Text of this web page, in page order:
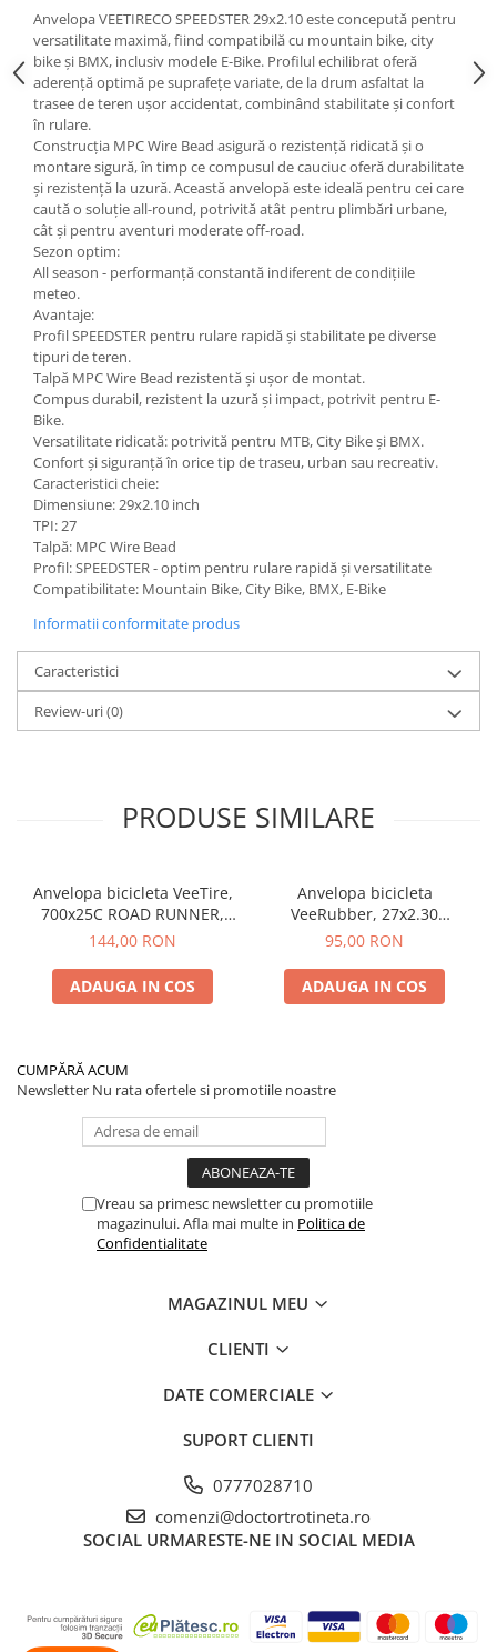
Anvelope ATV
Cauciucuri bicicleta
Anvelope și Camere Utilaje
https://www.doctortrotineta.ro/plata-
tbi?
forceOriginalForEdit=1&preview=00681
Anvelopa VEETIRECO SPEEDSTER 29x2.10 este concepută pentru
versatilitate maximă, fiind compatibilă cu mountain bike, city
bike și BMX, inclusiv modele E-Bike. Profilul echilibrat oferă
aderență optimă pe suprafețe variate, de la drum asfaltat la
trasee de teren ușor accidentat, combinând stabilitate și confort
în rulare.
Construcția MPC Wire Bead asigură o rezistență ridicată și o
montare sigură, în timp ce compusul de cauciuc oferă durabilitate
și rezistență la uzură. Această anvelopă este ideală pentru cei care
caută o soluție all-round, potrivită atât pentru plimbări urbane,
cât și pentru aventuri moderate off-road.
Sezon optim:
All season - performanță constantă indiferent de condițiile
meteo.
Avantaje:
Profil SPEEDSTER pentru rulare rapidă și stabilitate pe diverse
tipuri de teren.
Talpă MPC Wire Bead rezistentă și ușor de montat.
Compus durabil, rezistent la uzură și impact, potrivit pentru E-
Bike.
Versatilitate ridicată: potrivită pentru MTB, City Bike și BMX.
Confort și siguranță în orice tip de traseu, urban sau recreativ.
Caracteristici cheie:
Dimensiune: 29x2.10 inch
TPI: 27
Talpă: MPC Wire Bead
Profil: SPEEDSTER - optim pentru rulare rapidă și versatilitate
Compatibilitate: Mountain Bike, City Bike, BMX, E-Bike
Informatii conformitate produs
Caracteristici
Review-uri(0)
PRODUSE SIMILARE
Anvelopa bicicleta VeeTire,
700x25C ROAD RUNNER,
VRB-308 BKS, 90TPI, CC
Thailanda
144,00 RON
ADAUGA IN COS
Anvelopa bicicleta
VeeRubber, 27x2.30
ROSWELL, VRB-345, 27TPI,
Made in Thailanda
95,00 RON
ADAUGA IN COS
CUMPĂRĂ ACUM
Newsletter Nu rata ofertele si promotiile noastre
Vreau sa primesc newsletter cu promotiile
magazinului. Afla mai multe in Politica de
Confidentialitate
MAGAZINUL MEU
CLIENTI
DATE COMERCIALE
SUPORT CLIENTI
0777028710
comenzi@doctortrotineta.ro
SOCIAL URMARESTE-NE IN SOCIAL MEDIA